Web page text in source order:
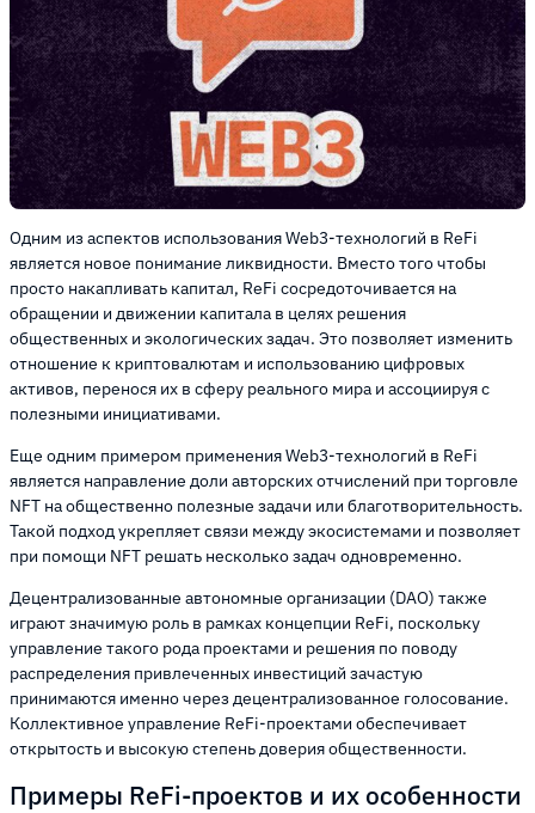
Одним из аспектов использования Web3-технологий в ReFi
является новое понимание ликвидности. Вместо того чтобы
просто накапливать капитал, ReFi сосредоточивается на
обращении и движении капитала в целях решения
общественных и экологических задач. Это позволяет изменить
отношение к криптовалютам и использованию цифровых
активов, перенося их в сферу реального мира и ассоциируя с
полезными инициативами.
Еще одним примером применения Web3-технологий в ReFi
является направление доли авторских отчислений при торговле
NFT на общественно полезные задачи или благотворительность.
Такой подход укрепляет связи между экосистемами и позволяет
при помощи NFT решать несколько задач одновременно.
Децентрализованные автономные организации (DAO) также
играют значимую роль в рамках концепции ReFi, поскольку
управление такого рода проектами и решения по поводу
распределения привлеченных инвестиций зачастую
принимаются именно через децентрализованное голосование.
Коллективное управление ReFi-проектами обеспечивает
открытость и высокую степень доверия общественности.
Примеры ReFi-проектов и их особенности